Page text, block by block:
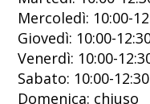
Mercoledì: 10:00-
Giovedì: 10:00-
Venerdì: 10:00-
Sabato: 10:00-
Domenica: chiuso